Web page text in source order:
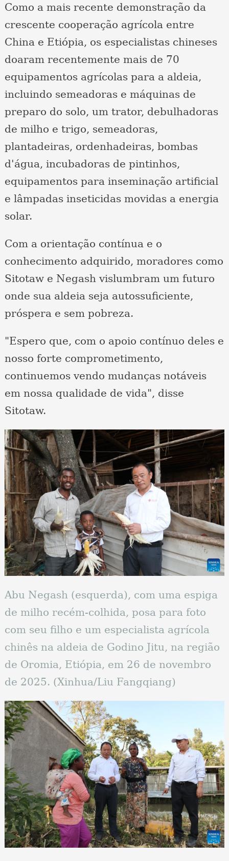
Como a mais recente demonstração da
crescente cooperação agrícola entre
China e Etiópia, os especialistas chineses
doaram recentemente mais de 70
equipamentos agrícolas para a aldeia,
incluindo semeadoras e máquinas de
preparo do solo, um trator, debulhadoras
de milho e trigo, semeadoras,
plantadeiras, ordenhadeiras, bombas
d'água, incubadoras de pintinhos,
equipamentos para inseminação artificial
e lâmpadas inseticidas movidas a energia
solar.
Com a orientação contínua e o
conhecimento adquirido, moradores como
Sitotaw e Negash vislumbram um futuro
onde sua aldeia seja autossuficiente,
próspera e sem pobreza.
"Espero que, com o apoio contínuo deles e
nosso forte comprometimento,
continuemos vendo mudanças notáveis ​​
em nossa qualidade de vida", disse
Sitotaw.
Abu Negash (esquerda), com uma espiga
de milho recém-colhida, posa para foto
com seu filho e um especialista agrícola
chinês na aldeia de Godino Jitu, na região
de Oromia, Etiópia, em 26 de novembro
de 2025. (Xinhua/Liu Fangqiang)